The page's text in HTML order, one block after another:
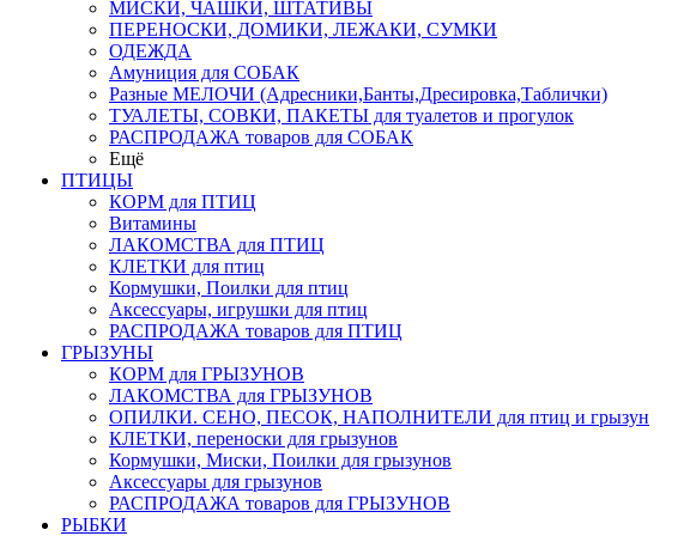
МИСКИ, ЧАШКИ, ШТАТИВЫ
ПЕРЕНОСКИ, ДОМИКИ, ЛЕЖАКИ, СУМКИ
ОДЕЖДА
Амуниция для СОБАК
Разные МЕЛОЧИ (Адресники,Банты,Дресировка,Таблички)
ТУАЛЕТЫ, СОВКИ, ПАКЕТЫ для туалетов и прогулок
РАСПРОДАЖА товаров для СОБАК
Ещё
ПТИЦЫ
КОРМ для ПТИЦ
Витамины
ЛАКОМСТВА для ПТИЦ
КЛЕТКИ для птиц
Кормушки, Поилки для птиц
Аксессуары, игрушки для птиц
РАСПРОДАЖА товаров для ПТИЦ
ГРЫЗУНЫ
КОРМ для ГРЫЗУНОВ
ЛАКОМСТВА для ГРЫЗУНОВ
ОПИЛКИ. СЕНО, ПЕСОК, НАПОЛНИТЕЛИ для птиц и грызун
КЛЕТКИ, переноски для грызунов
Кормушки, Миски, Поилки для грызунов
Аксессуары для грызунов
РАСПРОДАЖА товаров для ГРЫЗУНОВ
РЫБКИ